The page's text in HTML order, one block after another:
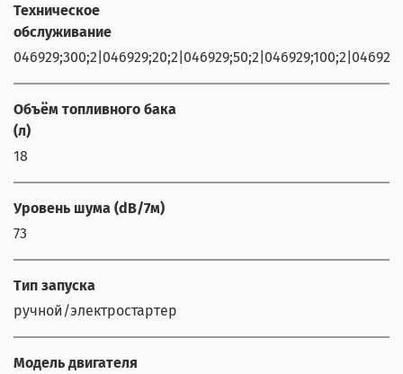
Техническое
обслуживание
Объём топливного бака
(л)
18
Уровень шума (dB/7м)
73
Тип запуска
ручной/электростартер
Модель двигателя